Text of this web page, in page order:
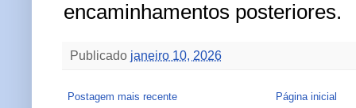
encaminhamentos posteriores.
Publicado janeiro 10, 2026
Postagem mais recente Página inicial